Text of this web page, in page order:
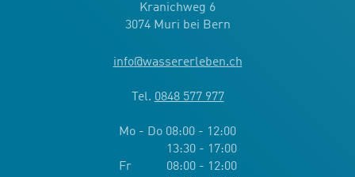
Kranichweg 6
3074 Muri bei Bern
info@wassererleben.ch
Tel. 0848 577 977
Mo - Do 08:00 - 12:00
13:30 - 17:00
Fr 08:00 - 12:00